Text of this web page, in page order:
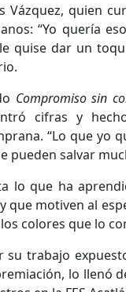
Vázquez, quien
“Yo quería
quise dar un
Compromiso sin
cifras y
“Lo que yo
pueden salvar
lo que ha
que motiven al
colores que lo
su trabajo
lo llenó